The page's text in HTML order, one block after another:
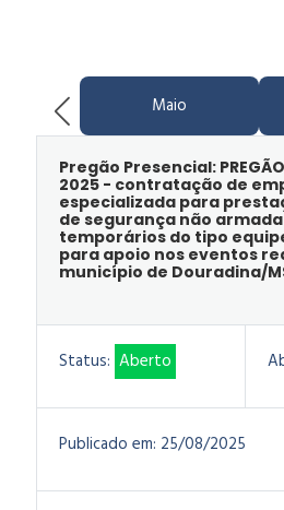
Maio
Pregão Presencial: PREGÃO
2025 - contratação de
especializada para
de segurança não
temporários do tipo
para apoio nos eventos
município de Douradina/
Status: Aberto
Publicado em: 25/08/2025